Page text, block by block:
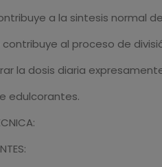
a la sintesis normal
contribuye al proceso de
la dosis diaria
edulcorantes.